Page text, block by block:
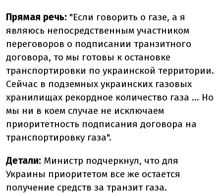
Прямая речь: "Если говорить о газе, а я
являюсь непосредственным участником
переговоров о подписании транзитного
договора, то мы готовы к остановке
транспортировки по украинской территории.
Сейчас в подземных украинских газовых
хранилищах рекордное количество газа ... Но
мы ни в коем случае не исключаем
приоритетность подписания договора на
транспортировку газа".
Детали: Министр подчеркнул, что для
Украины приоритетом все же остается
получение средств за транзит газа.